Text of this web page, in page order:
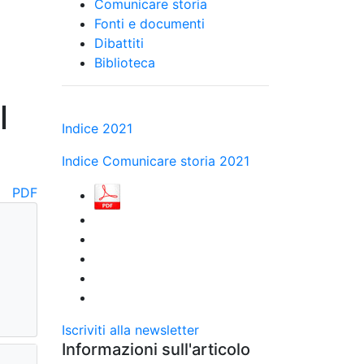
PDF
Comunicare storia
Fonti e documenti
Dibattiti
Biblioteca
Indice 2021
Indice Comunicare storia 2021
Iscriviti alla newsletter
Informazioni sull'articolo